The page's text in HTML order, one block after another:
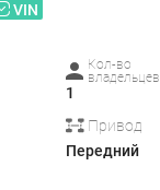
VIN
Кол-во
владельцев
1
Привод
Передний